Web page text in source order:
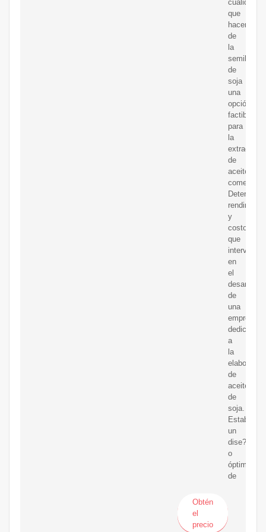
cualidades
que
hacen
de
la
semilla
de
soja
una
opción
factible
para
la
extracción
de
aceite
Determinar
y
costos
que
interviene
en
el
desarrollo
de
una
empresa
dedicada
a
la
de
aceite
de
soja.
Establecer
un
dise?
o
óptimo
de
Obtén
el
precio